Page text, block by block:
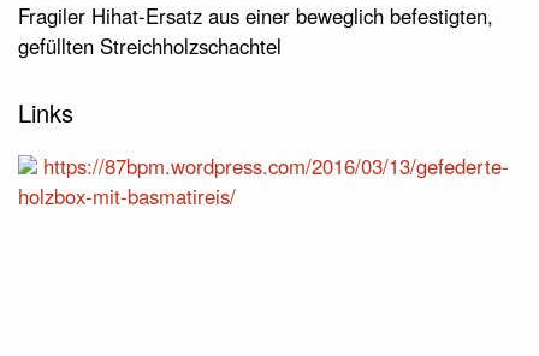
Fragiler Hihat-Ersatz aus einer beweglich befestigten,
gefüllten Streichholzschachtel
Links
https://87bpm.wordpress.com/2016/03/13/gefederte-
holzbox-mit-basmatireis/